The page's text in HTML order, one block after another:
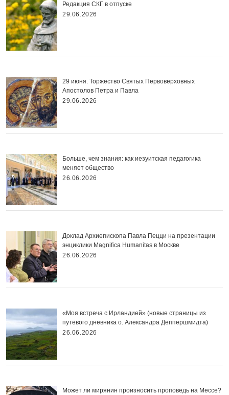
Редакция СКГ в отпуске
29.06.2026
29 июня. Торжество Святых Первоверховных
Апостолов Петра и Павла
29.06.2026
Больше, чем знания: как иезуитская педагогика
меняет общество
26.06.2026
Доклад Архиепископа Павла Пецци на презентации
энциклики Magnifica Нumanitas в Москве
26.06.2026
«Моя встреча с Ирландией» (новые страницы из
путевого дневника о. Александра Деппершмидта)
26.06.2026
Может ли мирянин произносить проповедь на Мессе?